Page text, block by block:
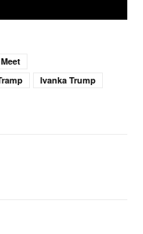
Ivanka Trump